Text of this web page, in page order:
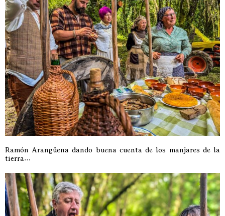
Ramón Arangüena dando buena cuenta de los manjares de la
tierra…